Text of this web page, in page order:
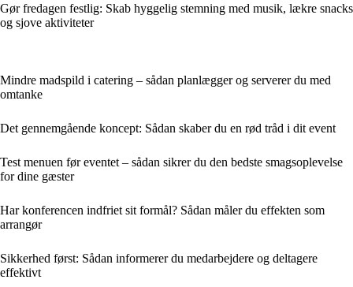
Gør fredagen festlig: Skab hyggelig stemning med musik, lækre snacks
og sjove aktiviteter
Mindre madspild i catering – sådan planlægger og serverer du med
omtanke
Det gennemgående koncept: Sådan skaber du en rød tråd i dit event
Test menuen før eventet – sådan sikrer du den bedste smagsoplevelse
for dine gæster
Har konferencen indfriet sit formål? Sådan måler du effekten som
arrangør
Sikkerhed først: Sådan informerer du medarbejdere og deltagere
effektivt